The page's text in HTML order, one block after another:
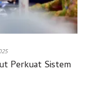
Perkuat Sistem